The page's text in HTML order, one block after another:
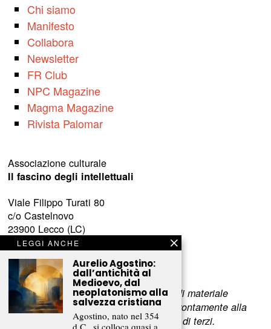
Chi siamo
Manifesto
Collabora
Newsletter
FR Club
NPC Magazine
Magma Magazine
Rivista Palomar
Associazione culturale
Il fascino degli intellettuali
Viale Filippo Turati 80
c/o Castelnovo
23900 Lecco (LC)
www.fascinointellettuali.it
info[at]fascinointellettuali.it
Per segnalare eventuali errori nell’uso di materiale
riservato,scriveteci e provvederemo prontamente alla
rimozione del materiale lesivo dei diritti di terzi.
LEGGI ANCHE
Aurelio Agostino:
dall’antichità al
Medioevo, dal
neoplatonismo alla
salvezza cristiana
Agostino, nato nel 354
d.C., si colloca quasi a